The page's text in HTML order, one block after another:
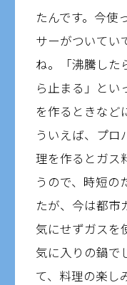
たんです。今使
サーがついてい
ね。「沸騰した
ら止まる」とい
を作るときなど
ういえば、プ
理を作るとガス
うので、時短の
たが、今は都市
気にせずガスを
気に入りの鍋で
て、料理の楽し